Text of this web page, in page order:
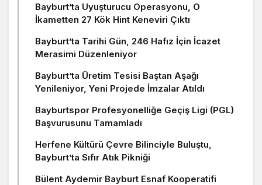
Bayburt’ta Uyuşturucu Operasyonu, O
İkametten 27 Kök Hint Keneviri Çıktı
Bayburt’ta Tarihi Gün, 246 Hafız İçin İcazet
Merasimi Düzenleniyor
Bayburt’ta Üretim Tesisi Baştan Aşağı
Yenileniyor, Yeni Projede İmzalar Atıldı
Bayburtspor Profesyonelliğe Geçiş Ligi (PGL)
Başvurusunu Tamamladı
Herfene Kültürü Çevre Bilinciyle Buluştu,
Bayburt’ta Sıfır Atık Pikniği
Bülent Aydemir Bayburt Esnaf Kooperatifi